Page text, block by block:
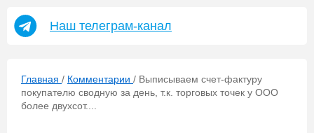
Наш телеграм-канал
Главная / Комментарии / Выписываем счет-фактуру
покупателю сводную за день, т.к. торговых точек у ООО
более двухсот....